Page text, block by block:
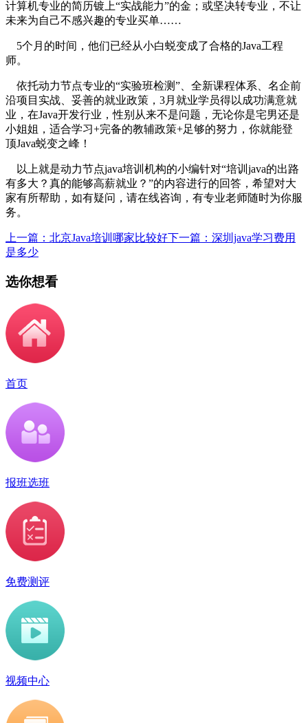
计算机专业的简历镀上“实战能力”的金；或坚决转专业，不让
未来为自己不感兴趣的专业买单……
5个月的时间，他们已经从小白蜕变成了合格的Java工程
师。
依托动力节点专业的“实验班检测”、全新课程体系、名企前
沿项目实战、妥善的就业政策，3月就业学员得以成功满意就
业，在Java开发行业，性别从来不是问题，无论你是宅男还是
小姐姐，适合学习+完备的教辅政策+足够的努力，你就能登
顶Java蜕变之峰！
以上就是动力节点java培训机构的小编针对“培训java的出路
有多大？真的能够高薪就业？”的内容进行的回答，希望对大
家有所帮助，如有疑问，请在线咨询，有专业老师随时为你服
务。
上一篇：北京Java培训哪家比较好下一篇：深圳java学习费用
是多少
选你想看
首页
报班选班
免费测评
视频中心